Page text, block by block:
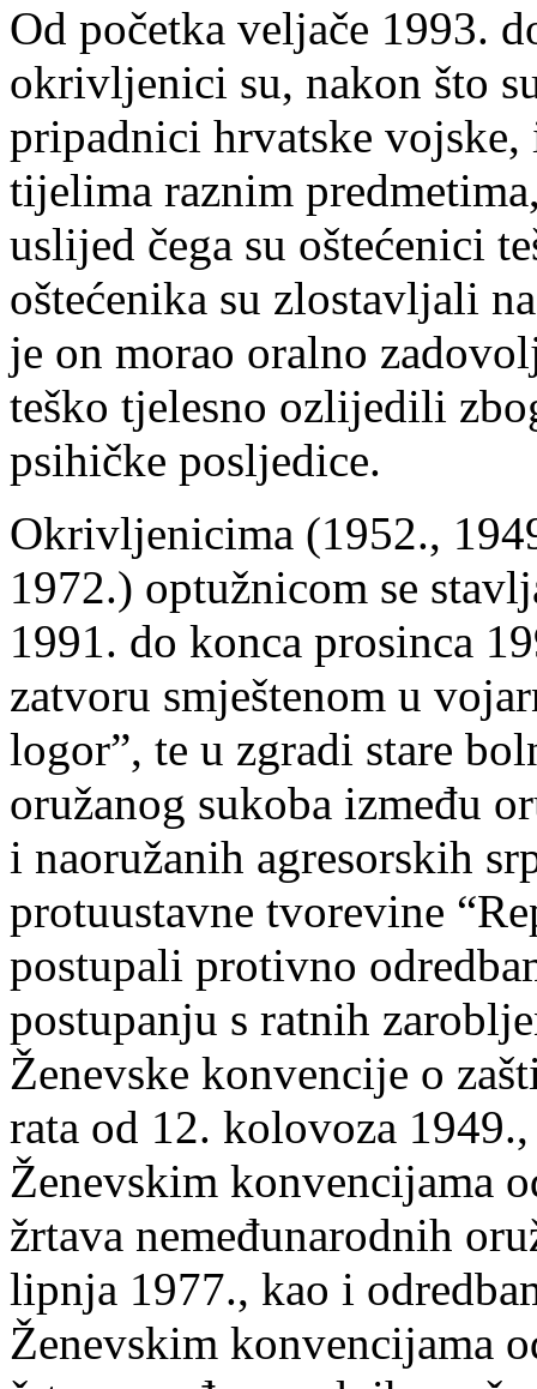
Od početka veljače 1993.
okrivljenici su, nakon što
pripadnici hrvatske
tijelima raznim
uslijed čega su oštećenici
oštećenika su zlostavljali
je on morao oralno
teško tjelesno ozlijedili
psihičke posljedice.
Okrivljenicima (1952.,
1972.) optužnicom se
1991. do konca prosinca
zatvoru smještenom u
logor”, te u zgradi stare
oružanog sukoba između
i naoružanih agresorskih
protuustavne tvorevine
postupali protivno
postupanju s ratnih
Ženevske konvencije o
rata od 12. kolovoza
Ženevskim konvencijama
žrtava nemeđunarodnih
lipnja 1977., kao i
Ženevskim konvencijama